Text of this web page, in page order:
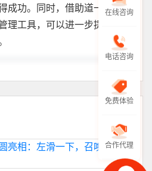
成功。同时，借助道一云企
理工具，可以进一步提高项
在线咨询
电话咨询
免费体验
合作代理